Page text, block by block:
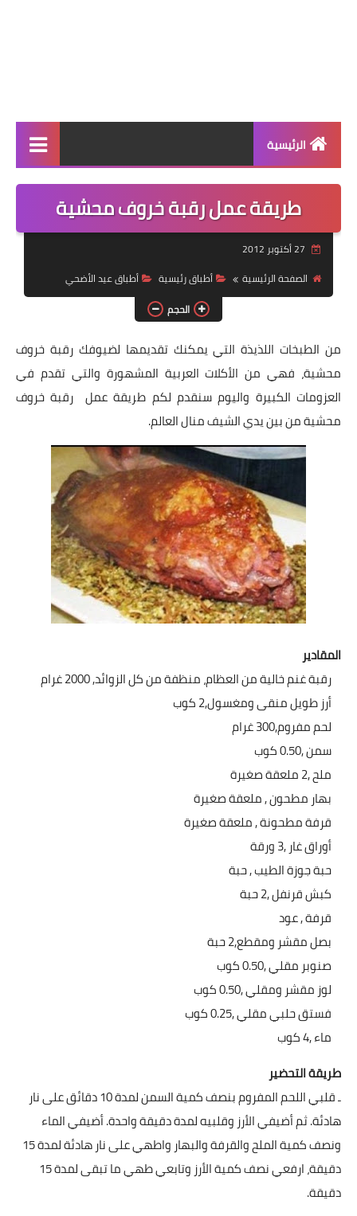
الرئيسية
الرئيسية
أطباق ووجبات
أطباق جانبية
مقبلات
سلطات
مخبوزات
أطباق أطفال
أطباق بحرية
وصفات حصرية
وصفات فيديو
قصص مطبخ مصورة
الطهاة العرب
طريقة عمل رقبة خروف محشية
الصفحة الرئيسية
أطباق رئيسية
أطباق عيد الأضحي
الحجم
من الطبخات اللذيذة التي يمكنك تقديمها لضيوفك رقبة خروف
محشية، فهي من الأكلات العربية المشهورة والتي تقدم في
العزومات الكبيرة واليوم سنقدم لكم طريقة عمل رقبة خروف
محشية من بين يدي الشيف منال العالم.
المقادير
رقبة غنم خالية من العظام، منظفة من كل الزوائد, 2000 غرام
أرز طويل منقى ومغسول,2 كوب
لحم مفروم,300 غرام
سمن ,0.50 كوب
ملح ,2 ملعقة صغيرة
بهار مطحون , ملعقة صغيرة
قرفة مطحونة , ملعقة صغيرة
أوراق غار ,3 ورقة
حبة جوزة الطيب , حبة
كبش قرنفل ,2 حبة
قرفة , عود
بصل مقشر ومقطع,2 حبة
صنوبر مقلي ,0.50 كوب
لوز مقشر ومقلي ,0.50 كوب
فستق حلبي مقلي ,0.25 كوب
ماء ,4 كوب
طريقة التحضير
ـ قلبي اللحم المفروم بنصف كمية السمن لمدة 10 دقائق على نار
هادئة. ثم أضيفي الأرز وقلبيه لمدة دقيقة واحدة. أضيفي الماء
ونصف كمية الملح والقرفة والبهار واطهي على نار هادئة لمدة 15
دقيقة، ارفعي نصف كمية الأرز وتابعي طهي ما تبقى لمدة 15
دقيقة.